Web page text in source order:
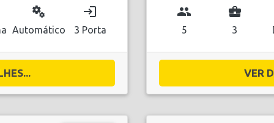
miscellaneous_services
Automático
login
3 Porta
group
5
business_center
3
VER